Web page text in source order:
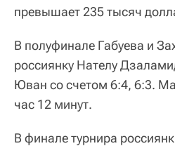
превышает 235 тысяч
В полуфинале Габуева и
россиянку Нателу
Юван со счетом 6:4, 6:3.
час 12 минут.
В финале турнира